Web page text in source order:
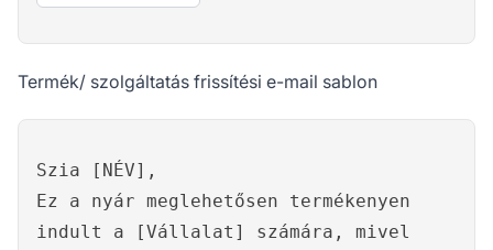
Termék/ szolgáltatás frissítési e-mail sablon
Szia [NÉV],
Ez a nyár meglehetősen termékenyen
indult a [Vállalat] számára, mivel